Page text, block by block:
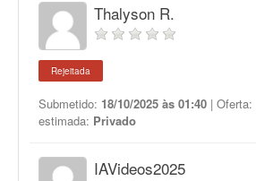
Thalyson R.
Rejeitada
Submetido: 18/10/2025 às 01:40 | Oferta:
estimada: Privado
IAVideos2025